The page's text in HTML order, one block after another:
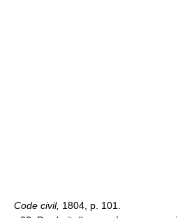
Code civil, 1804, p. 101.